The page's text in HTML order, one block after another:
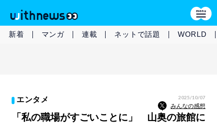
新着 マンガ 連載 ネットで話題 WORLD
エンタメ 2025/10/07
みんなの感想
「私の職場がすごいことに」 山奥の旅館に